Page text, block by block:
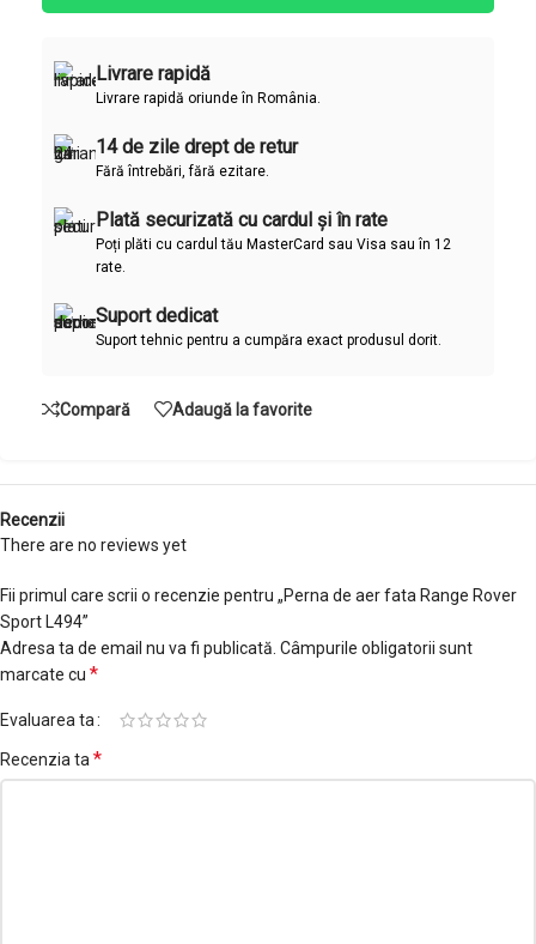
Livrare rapidă
Livrare rapidă oriunde în România.
14 de zile drept de retur
Fără întrebări, fără ezitare.
Plată securizată cu cardul și în rate
Poți plăti cu cardul tău MasterCard sau Visa sau în 12
rate.
Suport dedicat
Suport tehnic pentru a cumpăra exact produsul dorit.
Compară Adaugă la favorite
Recenzii
There are no reviews yet
Fii primul care scrii o recenzie pentru „Perna de aer fata Range Rover
Sport L494”
Adresa ta de email nu va fi publicată. Câmpurile obligatorii sunt
marcate cu *
Evaluarea ta
Recenzia ta*